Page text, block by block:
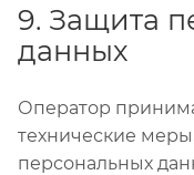
9. Защита
данных
Оператор
технические
персональных